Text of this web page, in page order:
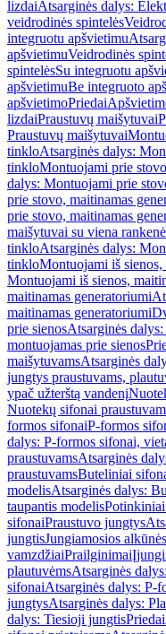
lizdaiAtsarginės dalys:
veidrodinės spintelės
integruotu apšvietimu
apšvietimuVeidrodinės
spintelėsSu integruotu
apšvietimuBe integruoto
apšvietimoPriedai
lizdaiPraustuvų maišytuvai
Praustuvų maišytuvai
tinkloAtsarginės dalys:
tinkloMontuojami prie
dalys: Montuojami prie
prie stovo, maitinamas
prie stovo, maitinamas
maišytuvai su viena
tinkloAtsarginės dalys:
tinkloMontuojami iš
Montuojami iš sienos,
maitinamas generatoriumi
maitinamas generatoriumi
prie sienosAtsarginės
montuojamas prie sienos
maišytuvamsAtsarginės
jungtys praustuvams,
ypač užterštą vandenį
Nuotekų sifonai
formos sifonaiP-formos
dalys: P-formos sifonai,
praustuvamsAtsarginės
praustuvamsButeliniai
modelisAtsarginės dalys:
taupantis modelis
sifonaiPraustuvo jungtys
jungtisJungiamosios alkūnės
vamzdžiaiPrailginimai
plautuvėmsAtsarginės
sifonaiAtsarginės dalys: P-
jungtysAtsarginės dalys:
dalys: Tiesioji jungtisPriedai